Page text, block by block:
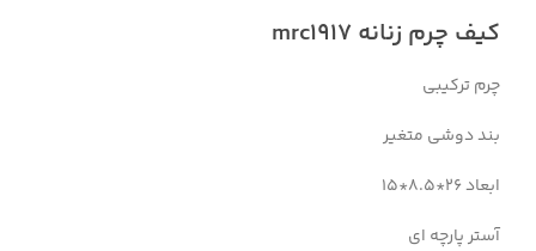
کیف چرم زنانه mrc1917
چرم ترکیبی
بند دوشی متغیر
ابعاد 26*8.5*15
آستر پارچه ای